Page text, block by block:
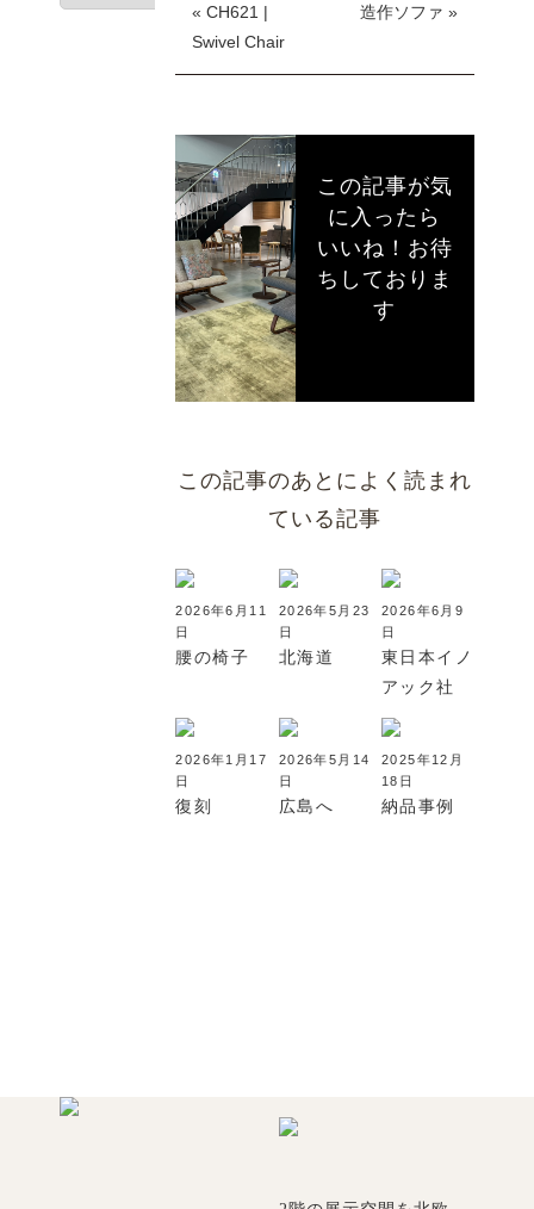
« CH621 |
Swivel Chair
造作ソファ »
この記事が気
に入ったら
いいね！お待
ちしておりま
す
この記事のあとによく読まれ
ている記事
2026年6月11
日
腰の椅子
2026年5月23
日
北海道
2026年6月9
日
東日本イノ
アック社
2026年1月17
日
復刻
2026年5月14
日
広島へ
2025年12月
18日
納品事例